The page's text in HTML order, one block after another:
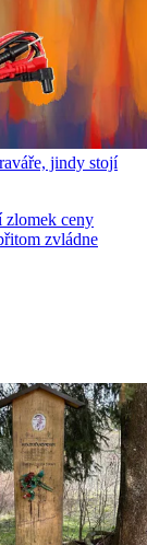
jindy stojí
ceny
zvládne